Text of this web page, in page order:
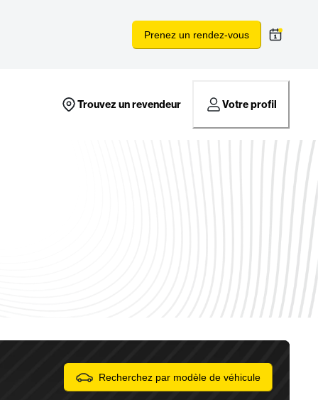
Prenez un rendez-vous
Trouvez un revendeur Votre profil
Recherchez par modèle de véhicule